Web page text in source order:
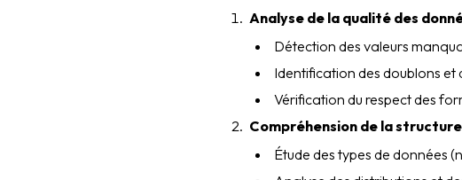
Analyse de la qualité des
Détection des valeurs
Identification des doublons et
Vérification du respect des
Compréhension de la
Étude des types de données